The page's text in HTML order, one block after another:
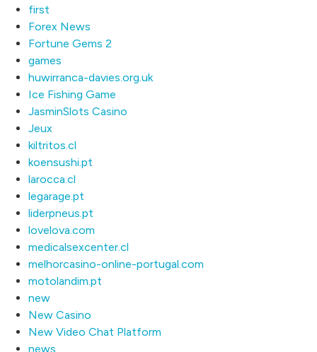
first
Forex News
Fortune Gems 2
games
huwirranca-davies.org.uk
Ice Fishing Game
JasminSlots Casino
Jeux
kiltritos.cl
koensushi.pt
larocca.cl
legarage.pt
liderpneus.pt
lovelova.com
medicalsexcenter.cl
melhorcasino-online-portugal.com
motolandim.pt
new
New Casino
New Video Chat Platform
news